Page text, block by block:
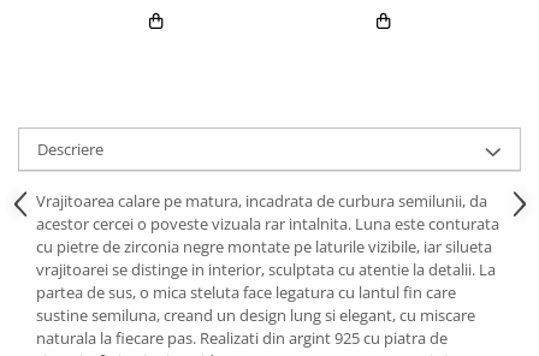
Descriere
Vrajitoarea calare pe matura, incadrata de curbura semilunii, da
acestor cercei o poveste vizuala rar intalnita. Luna este conturata
cu pietre de zirconia negre montate pe laturile vizibile, iar silueta
vrajitoarei se distinge in interior, sculptata cu atentie la detalii. La
partea de sus, o mica steluta face legatura cu lantul fin care
sustine semiluna, creand un design lung si elegant, cu miscare
naturala la fiecare pas. Realizati din argint 925 cu piatra de